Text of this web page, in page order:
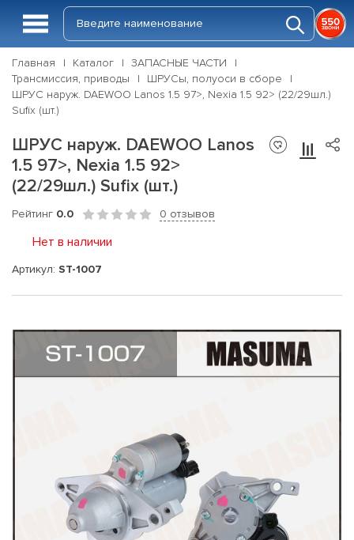
Главная Каталог
ЗАПАСНЫЕ ЧАСТИ
Трансмиссия, приводы
ШРУСы, полуоси в сборе
ШРУС наруж. DAEWOO Lanos 1.5 97>, Nexia 1.5 92> (22/29шл.)
Sufix (шт.)
ШРУС наруж. DAEWOO Lanos
1.5 97>, Nexia 1.5 92>
(22/29шл.) Sufix (шт.)
Рейтинг 0.0 0 отзывов
Нет в наличии
Артикул: ST-1007